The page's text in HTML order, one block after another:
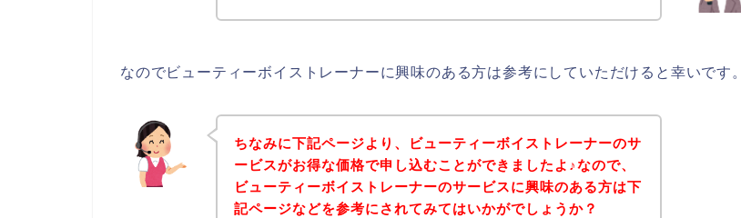
なのでビューティーボイストレーナーに興味のある方は参考にしていただけると幸いです。
ちなみに下記ページより、ビューティーボイストレーナーのサ
ービスがお得な価格で申し込むことができましたよ♪なので、
ビューティーボイストレーナーのサービスに興味のある方は下
記ページなどを参考にされてみてはいかがでしょうか？